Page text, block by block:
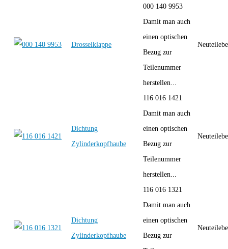
Drosselklappe
000 140 9953
Damit man auch
einen optischen
Bezug zur
Teilenummer
herstellen...
Dichtung
Zylinderkopfhaube
116 016 1421
Damit man auch
einen optischen
Bezug zur
Teilenummer
herstellen...
Dichtung
Zylinderkopfhaube
116 016 1321
Damit man auch
einen optischen
Bezug zur